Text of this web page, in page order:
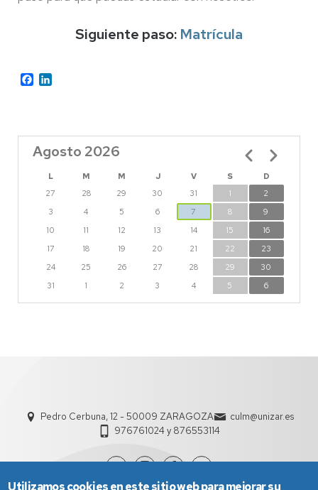
Siguiente paso: Matrícula
Facebook
Agosto 2026
L M M J V S
D
27
28 29 30 31 1
2
3
4 5 6 7 8
9
10
11 12 13 14 15
16
17
18 19 20 21 22
23
24
25 26 27 28 29
30
31
1 2 3 4 5 6
Paginación
Pedro Cerbuna, 12 - 50009 ZARAGOZA
culm@unizar.es
976761024 y 876553114
Utilizamos cookies en este sitio web para mejorar su